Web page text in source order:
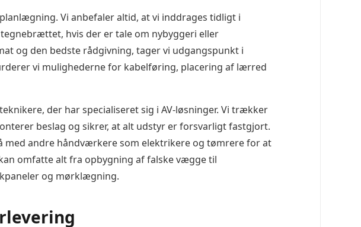
Vi anbefaler altid, at vi inddrages tidligt i
hvis der er tale om nybyggeri eller
og den bedste rådgivning, tager vi udgangspunkt i
vi mulighederne for kabelføring, placering af lærred
der har specialiseret sig i AV-løsninger. Vi trækker
beslag og sikrer, at alt udstyr er forsvarligt fastgjort.
med andre håndværkere som elektrikere og tømrere for at
omfatte alt fra opbygning af falske vægge til
og mørklægning.